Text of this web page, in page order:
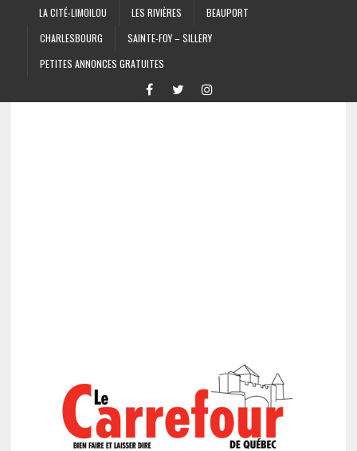
LA CITÉ-LIMOILOU LES RIVIÈRES
BEAUPORT
CHARLESBOURG
SAINTE-FOY – SILLERY
PETITES ANNONCES GRATUITES